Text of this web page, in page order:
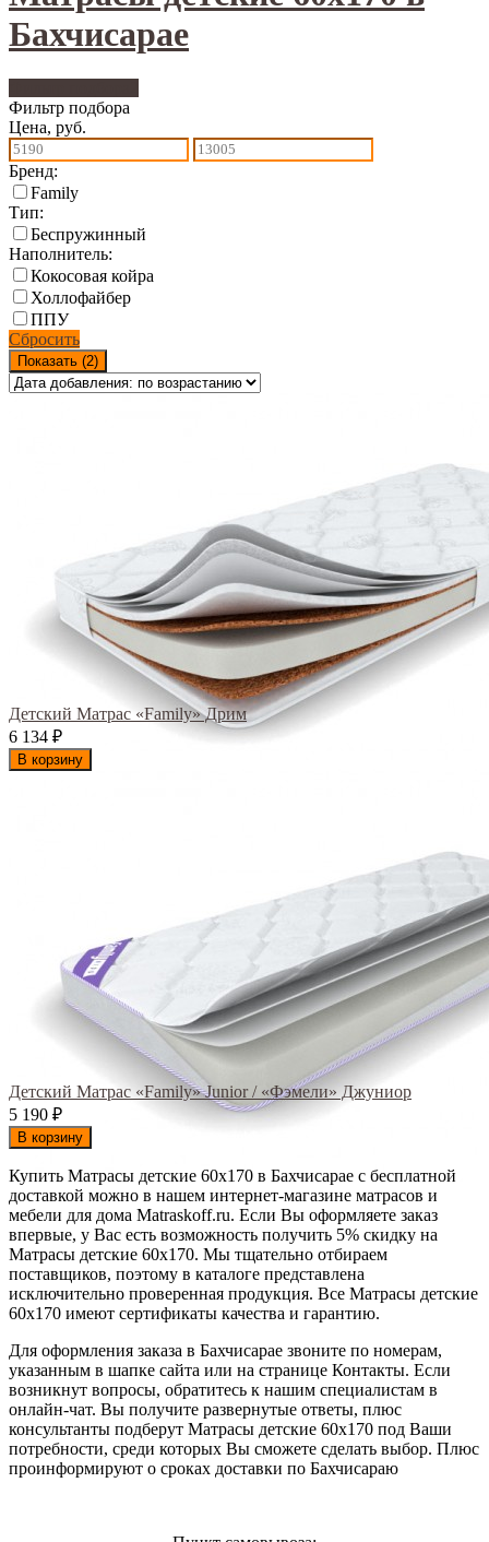
Бахчисарае
Фильтр подбора
Цена, руб.
Бренд:
Family
Тип:
Беспружинный
Наполнитель:
Кокосовая койра
Холлофайбер
ППУ
Сбросить
Показать (2)
Детский Матрас «Family» Дрим
6 134 ₽
В корзину
Детский Матрас «Family» Junior / «Фэмели» Джуниор
5 190 ₽
В корзину
Купить Матрасы детские 60х170 в Бахчисарае с бесплатной
доставкой можно в нашем интернет-магазине матрасов и
мебели для дома Matraskoff.ru. Если Вы оформляете заказ
впервые, у Вас есть возможность получить 5% скидку на
Матрасы детские 60х170. Мы тщательно отбираем
поставщиков, поэтому в каталоге представлена
исключительно проверенная продукция. Все Матрасы детские
60х170 имеют сертификаты качества и гарантию.
Для оформления заказа в Бахчисарае звоните по номерам,
указанным в шапке сайта или на странице Контакты. Если
возникнут вопросы, обратитесь к нашим специалистам в
онлайн-чат. Вы получите развернутые ответы, плюс
консультанты подберут Матрасы детские 60х170 под Ваши
потребности, среди которых Вы сможете сделать выбор. Плюс
проинформируют о сроках доставки по Бахчисараю